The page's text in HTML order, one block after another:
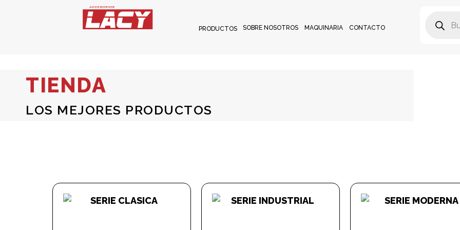
PRODUCTOS SOBRE NOSOTROS MAQUINARIA CONTACTO
TIENDA
LOS MEJORES PRODUCTOS